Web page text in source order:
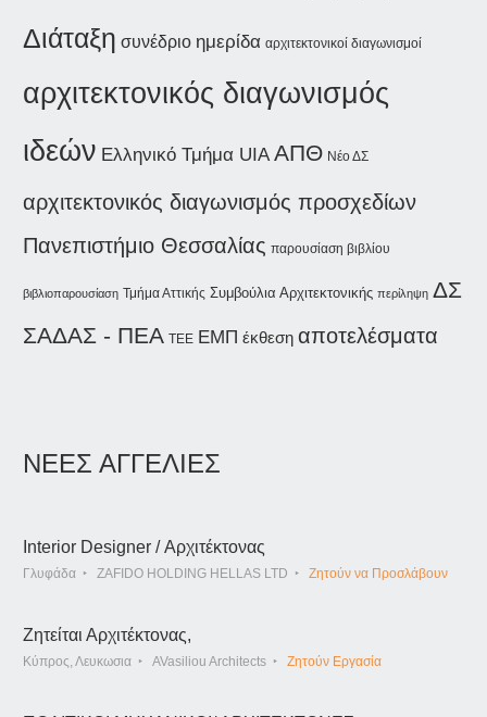
Διάταξη συνέδριο ημερίδα αρχιτεκτονικοί διαγωνισμοί
αρχιτεκτονικός διαγωνισμός
ιδεών Ελληνικό Τμήμα UIA ΑΠΘ Νέο ΔΣ
αρχιτεκτονικός διαγωνισμός προσχεδίων
Πανεπιστήμιο Θεσσαλίας παρουσίαση βιβλίου
βιβλιοπαρουσίαση Τμήμα Αττικής Συμβούλια Αρχιτεκτονικής περίληψη ΔΣ
ΣΑΔΑΣ - ΠΕΑ ΤΕΕ ΕΜΠ έκθεση αποτελέσματα
ΝΕΕΣ ΑΓΓΕΛΙΕΣ
Interior Designer / Αρχιτέκτονας
Γλυφάδα ZAFIDO HOLDING HELLAS LTD Ζητούν να Προσλάβουν
Ζητείται Αρχιτέκτονας,
Κύπρος, Λευκωσια AVasiliou Architects Ζητούν Εργασία